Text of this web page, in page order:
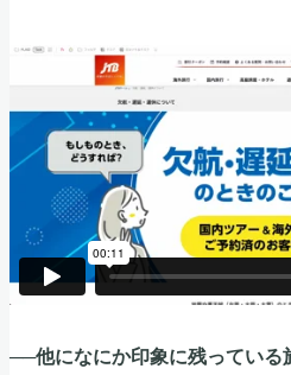
──他になにか印象に残っている